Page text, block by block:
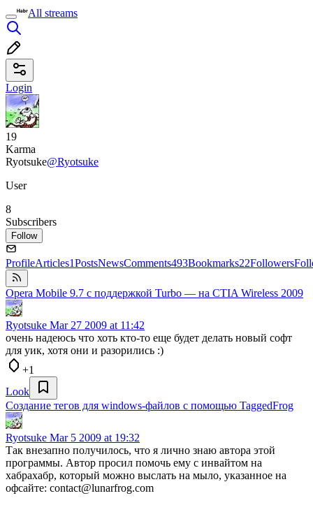
All streams
Login
19
Karma
Ryotsuke@Ryotsuke
User
8
Subscribers
Follow
ProfileArticles1PostsNewsComments493Bookmarks22Followers
Opera Mobile 9.7 с поддержкой Turbo — на CTIA Wireless 2009
Ryotsuke Mar 27 2009 at 11:42
очень надеюсь что хоть кто-то еще будет делать новый софт
для уик, хотя они и разорились :)
+1
Look
Создание тегов для windows-файлов с помощью TaggedFrog
Ryotsuke Mar 5 2009 at 19:32
Так внезапно получилось, что я лично знаю автора этой
программы. Автор просил помочь ему с инвайтом на
хабрахабр, который можно выслать на мыло, указанное на
офсайте: contact@lunarfrog.com